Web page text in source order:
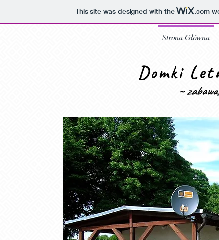
This site was designed with the .com
Strona Główna
Domki
~